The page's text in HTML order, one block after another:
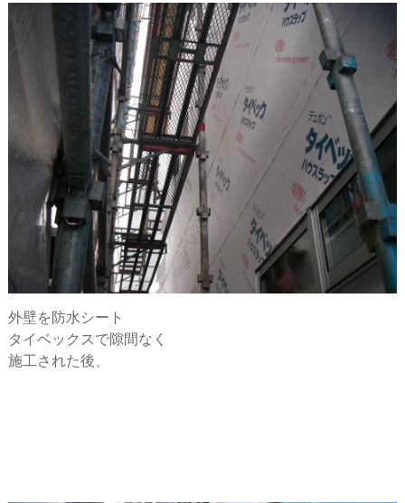
外壁を防水シート
タイベックスで隙間なく
施工された後、